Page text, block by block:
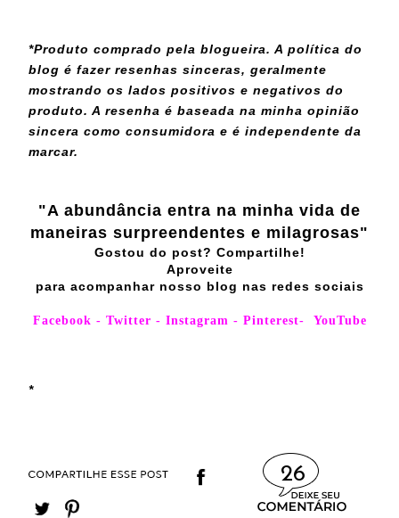
*Produto comprado pela blogueira. A política do
blog é fazer resenhas sinceras, geralmente
mostrando os lados positivos e negativos do
produto. A resenha é baseada na minha opinião
sincera como consumidora e é independente da
marcar.
"A abundância entra na minha vida de
maneiras surpreendentes e milagrosas"
Gostou do post? Compartilhe!
Aproveite
para acompanhar nosso blog nas redes sociais
Facebook - Twitter - Instagram - Pinterest- YouTube
*
26